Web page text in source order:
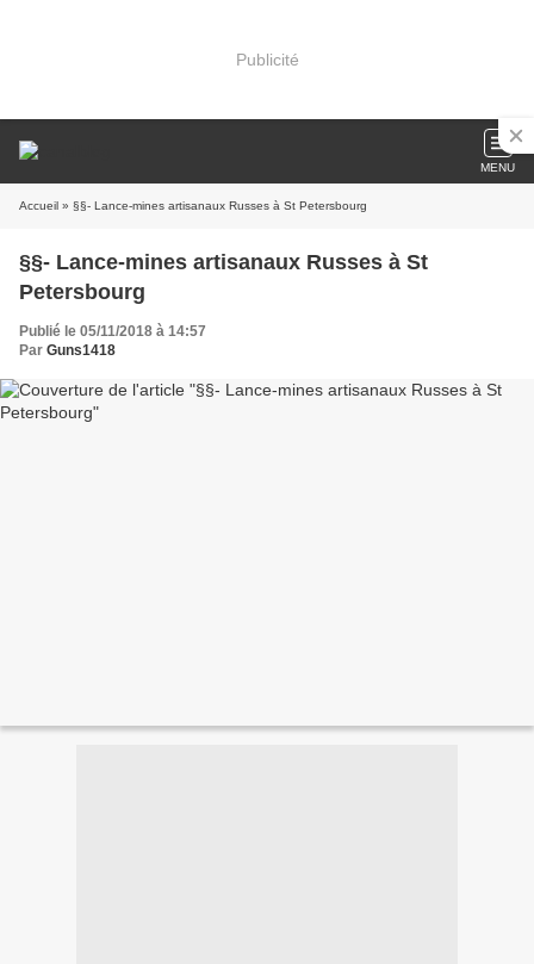
Publicité
MENU
Accueil » §§- Lance-mines artisanaux Russes à St Petersbourg
§§- Lance-mines artisanaux Russes à St
Petersbourg
Publié le 05/11/2018 à 14:57
Par Guns1418